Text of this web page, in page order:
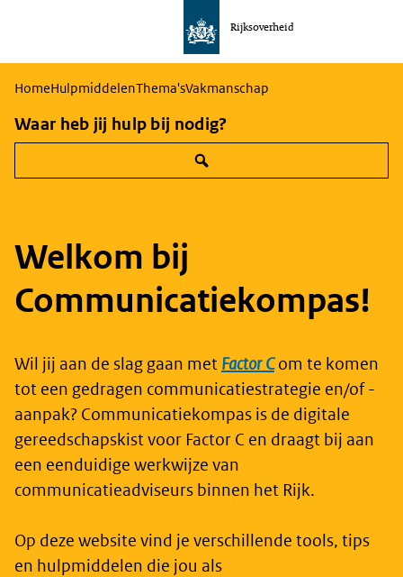
Rijksoverheid
HomeHulpmiddelenThema'sVakmanschap
Waar heb jij hulp bij nodig?
Welkom bij
Communicatie­kompas!
Wil jij aan de slag gaan met Factor Com te komen
tot een gedragen communicatiestrategie en/of -
aanpak? Communicatiekompas is de digitale
gereedschapskist voor Factor C en draagt bij aan
een eenduidige werkwijze van
communicatieadviseurs binnen het Rijk.
Op deze website vind je verschillende tools, tips
en hulpmiddelen die jou als